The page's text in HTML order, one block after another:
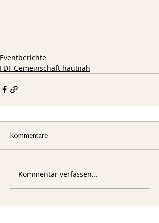
Eventberichte
FDF Gemeinschaft hautnah
Kommentare
Kommentar verfassen...